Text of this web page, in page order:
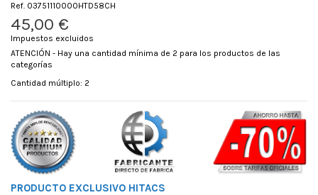
Ref. 03751110000HTD58CH
45,00 €
Impuestos excluidos
ATENCIÓN - Hay una cantidad mínima de 2 para los productos de las
categorías
Cantidad múltiplo: 2
PRODUCTO EXCLUSIVO HITACS